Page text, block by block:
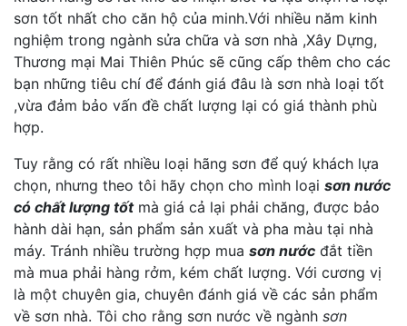
sơn tốt nhất cho căn hộ của minh.Với nhiều năm kinh
nghiệm trong ngành sửa chữa và sơn nhà ,Xây Dựng,
Thương mại Mai Thiên Phúc sẽ cũng cấp thêm cho các
bạn những tiêu chí để đánh giá đâu là sơn nhà loại tốt
,vừa đảm bảo vấn đề chất lượng lại có giá thành phù
hợp.
Tuy rằng có rất nhiều loại hãng sơn để quý khách lựa
chọn, nhưng theo tôi hãy chọn cho mình loại sơn nước
có chất lượng tốtmà giá cả lại phải chăng, được bảo
hành dài hạn, sản phẩm sản xuất và pha màu tại nhà
máy. Tránh nhiều trường hợp mua sơn nước đắt tiền
mà mua phải hàng rởm, kém chất lượng. Với cương vị
là một chuyên gia, chuyên đánh giá về các sản phẩm
về sơn nhà. Tôi cho rằng sơn nước về ngành sơn